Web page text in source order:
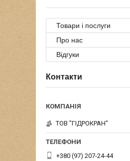
Товари і послуги
Про нас
Відгуки
Контакти
ТОВ "ГІДРОКРАН"
+380 (97) 207-24-44